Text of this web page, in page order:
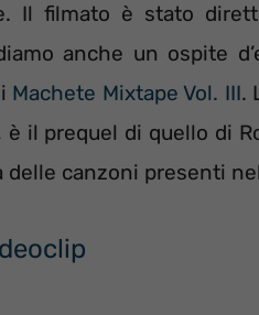
Il filmato è stato
anche un ospite
Machete Mixtape Vol. III.
è il prequel di quello di
canzoni presenti